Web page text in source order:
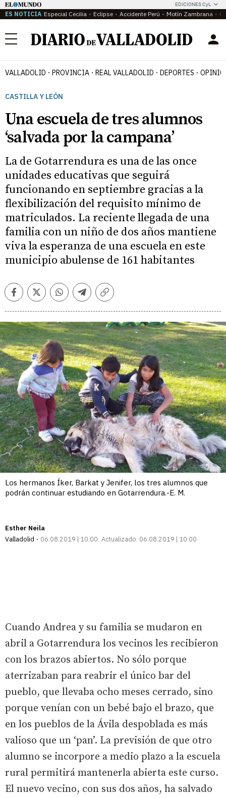
EDICIONES CyL
ES NOTICIA Especial Cecilia Eclipse Accidente Perú Motín Zambrana
Menú
VALLADOLID PROVINCIA REAL VALLADOLID DEPORTES
CASTILLA Y LEÓN
Una escuela de tres alumnos
‘salvada por la campana’
La de Gotarrendura es una de las once
unidades educativas que seguirá
funcionando en septiembre gracias a la
flexibilización del requisito mínimo de
matriculados. La reciente llegada de una
familia con un niño de dos años mantiene
viva la esperanza de una escuela en este
municipio abulense de 161 habitantes
FacebookTwitterWhatsappTelegramCopiar
Los hermanos Íker, Barkat y Jenifer, los tres alumnos que
podrán continuar estudiando en Gotarrendura.-E. M.
Esther Neila
Valladolid
06.08.2019 | 10:00 Actualizado: 06.08.2019 | 10:00
Cuando Andrea y su familia se mudaron en
abril a Gotarrendura los vecinos les recibieron
con los brazos abiertos. No sólo porque
aterrizaban para reabrir el único bar del
pueblo, que llevaba ocho meses cerrado, sino
porque venían con un bebé bajo el brazo, que
en los pueblos de la Ávila despoblada es más
valioso que un ‘pan’. La previsión de que otro
alumno se incorpore a medio plazo a la escuela
rural permitirá mantenerla abierta este curso.
El nuevo vecino, con sus dos años, ha salvado